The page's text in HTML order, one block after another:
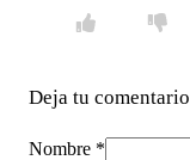
Deja tu comentario
Nombre *